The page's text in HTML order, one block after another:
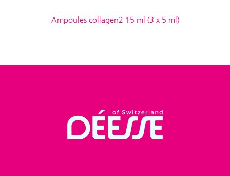
Ampoules collagen2 15 ml (3 x 5 ml)